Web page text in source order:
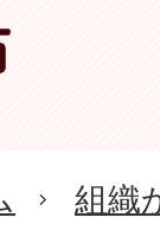
組織